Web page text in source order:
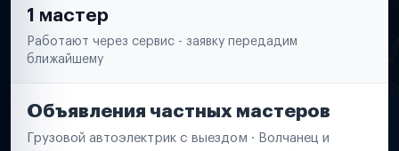
1 мастер
Работают через сервис - заявку передадим
ближайшему
Объявления частных мастеров
Грузовой автоэлектрик с выездом · Волчанец и